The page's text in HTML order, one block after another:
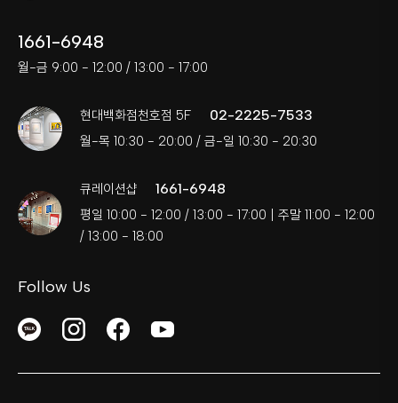
1661-6948
월-금 9:00 - 12:00 / 13:00 - 17:00
현대백화점천호점 5F 02-2225-7533
월-목 10:30 - 20:00 / 금-일 10:30 - 20:30
큐레이션샵 1661-6948
평일 10:00 - 12:00 / 13:00 - 17:00 | 주말 11:00 - 12:00
/ 13:00 - 18:00
Follow Us